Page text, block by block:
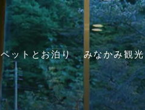
ペットとお泊り みなかみ観光